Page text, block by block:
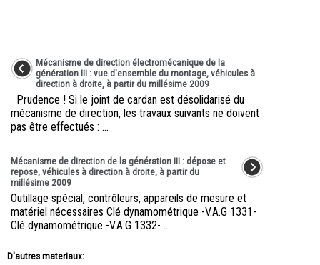
Mécanisme de direction électromécanique de la
génération III : vue d'ensemble du montage, véhicules à
direction à droite, à partir du millésime 2009
Prudence ! Si le joint de cardan est désolidarisé du
mécanisme de direction, les travaux suivants ne doivent
pas être effectués : ...
Mécanisme de direction de la génération III : dépose et
repose, véhicules à direction à droite, à partir du
millésime 2009
Outillage spécial, contrôleurs, appareils de mesure et
matériel nécessaires Clé dynamométrique -V.A.G 1331-
Clé dynamométrique -V.A.G 1332- ...
D'autres materiaux: